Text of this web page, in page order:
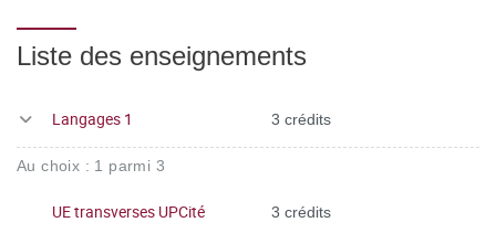
Liste des enseignements
Langages 1 3 crédits
Au choix : 1 parmi 3
UE transverses UPCité 3 crédits